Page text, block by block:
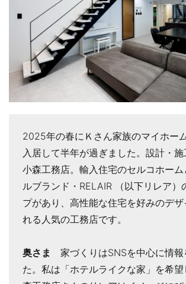
2025年の春にＫさん家族のマイホー
入居して半年が過ぎました。設計・
小森工務店。輸入住宅のセルコホー
ルブランド・RELAIR （以下リレア）
プがあり、高性能な住宅を好みのデ
れる人気の工務店です。
奥さま
家づくりはSNSを中心に情報
た。私は「ホテルライクな家」を希